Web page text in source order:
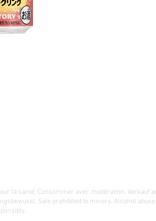
la santé. Consommer avec modération. Verkauf
Sale prohibited to minors. Alcohol